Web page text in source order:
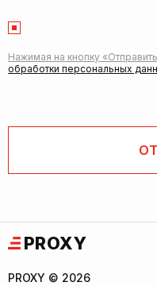
Нажимая на кнопку
обработки персональных
PROXY
PROXY © 2026